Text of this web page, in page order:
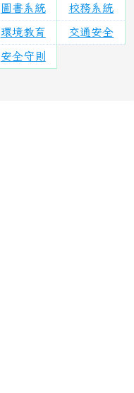
圖書系統 校務系統
環境教育 交通安全
安全守則